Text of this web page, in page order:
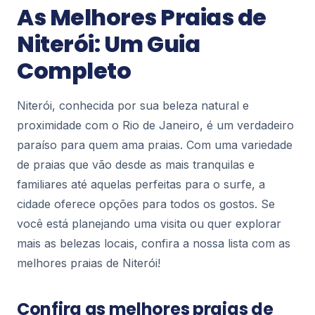
Niterói
Cafés charmosos em Niterói: um roteiro
completo pela capital do café especial
Niterói é conhecida pelas praias deslumbrantes,
pelo icônico Museu de Arte Contemporânea e
h...
53
Niterói
Trilha do Costão de Itacoatiara: o
mirante natural mais espetacular de
Imagine uma parede de pedra que despenca
diretamente sobre mar azul, formando um dos
cartões-postais mais impressionantes do Rio de
Janeiro....
55
As Melhores Praias de
Niterói: Um Guia
Completo
Niterói, conhecida por sua beleza natural e
proximidade com o Rio de Janeiro, é um verdadeiro
paraíso para quem ama praias. Com uma variedade
de praias que vão desde as mais tranquilas e
familiares até aquelas perfeitas para o surfe, a
cidade oferece opções para todos os gostos. Se
você está planejando uma visita ou quer explorar
mais as belezas locais, confira a nossa lista com as
melhores praias de Niterói!
Confira as melhores praias de